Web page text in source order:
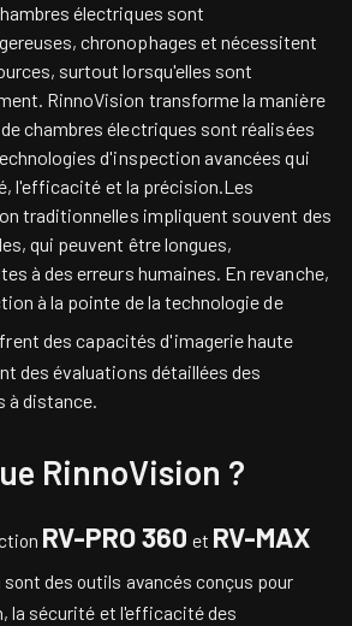
électriques sont
chronophages et nécessitent
surtout lorsqu'elles sont
RinnoVision transforme la manière
chambres électriques sont réalisées
d'inspection avancées qui
l'efficacité et la précision.Les
traditionnelles impliquent souvent des
qui peuvent être longues,
à des erreurs humaines. En revanche,
à la pointe de la technologie de
des capacités d'imagerie haute
des évaluations détaillées des
à distance.
RinnoVision ?
RV-PRO 360 et RV-MAX
sont des outils avancés conçus pour
la sécurité et l'efficacité des